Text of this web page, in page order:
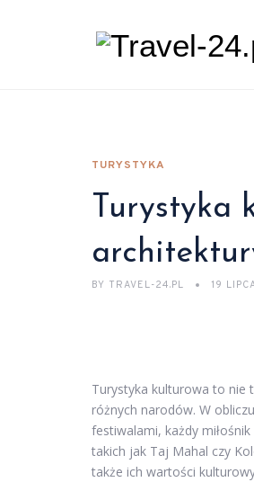
TURYSTYKA
Turystyka
BY TRAVEL-24.PL 19
Turystyka kulturowa to nie
różnych narodów. W
festiwalami, każdy
takich jak Taj Mahal czy
także ich wartości